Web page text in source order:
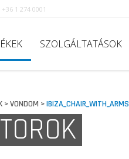
1 274 0001
SZOLGÁLTATÁSOK
>VONDOM >IBIZA_CHAIR_WITH_ARMS